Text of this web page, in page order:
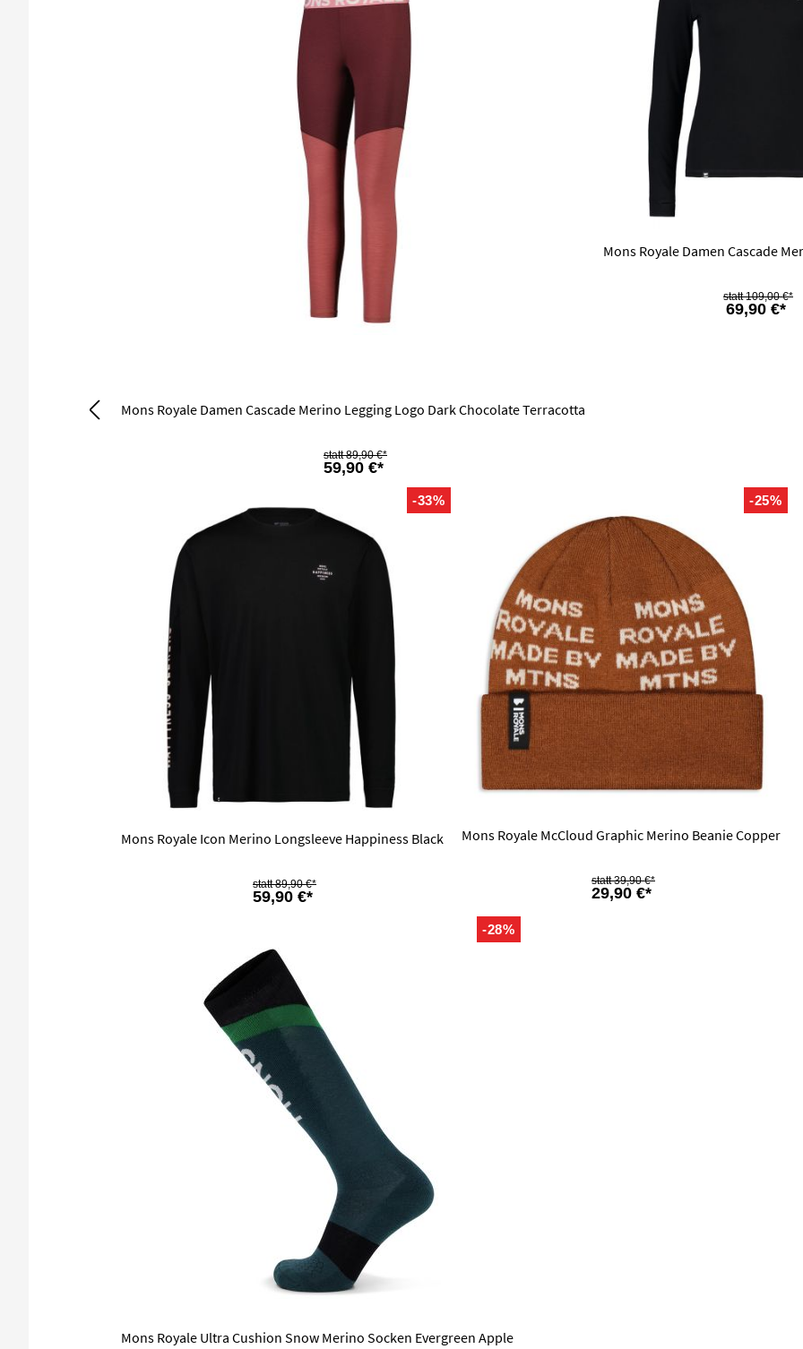
Mons Royale Damen Cascade Merino Legging Logo Dark Chocolate Terracotta
59,90 €*
89,90 €*
Mons Royale Damen Cascade
69,90 €*
109,00 €*
-33%
Mons Royale Icon Merino Longsleeve Happiness Black
59,90 €*
89,90 €*
-25%
Mons Royale McCloud Graphic Merino Beanie Copper
29,90 €*
39,90 €*
-28%
Mons Royale Ultra Cushion Snow Merino Socken Evergreen Apple